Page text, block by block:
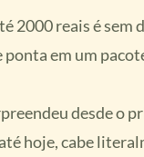
2000 reais é sem
em um
desde o
hoje, cabe